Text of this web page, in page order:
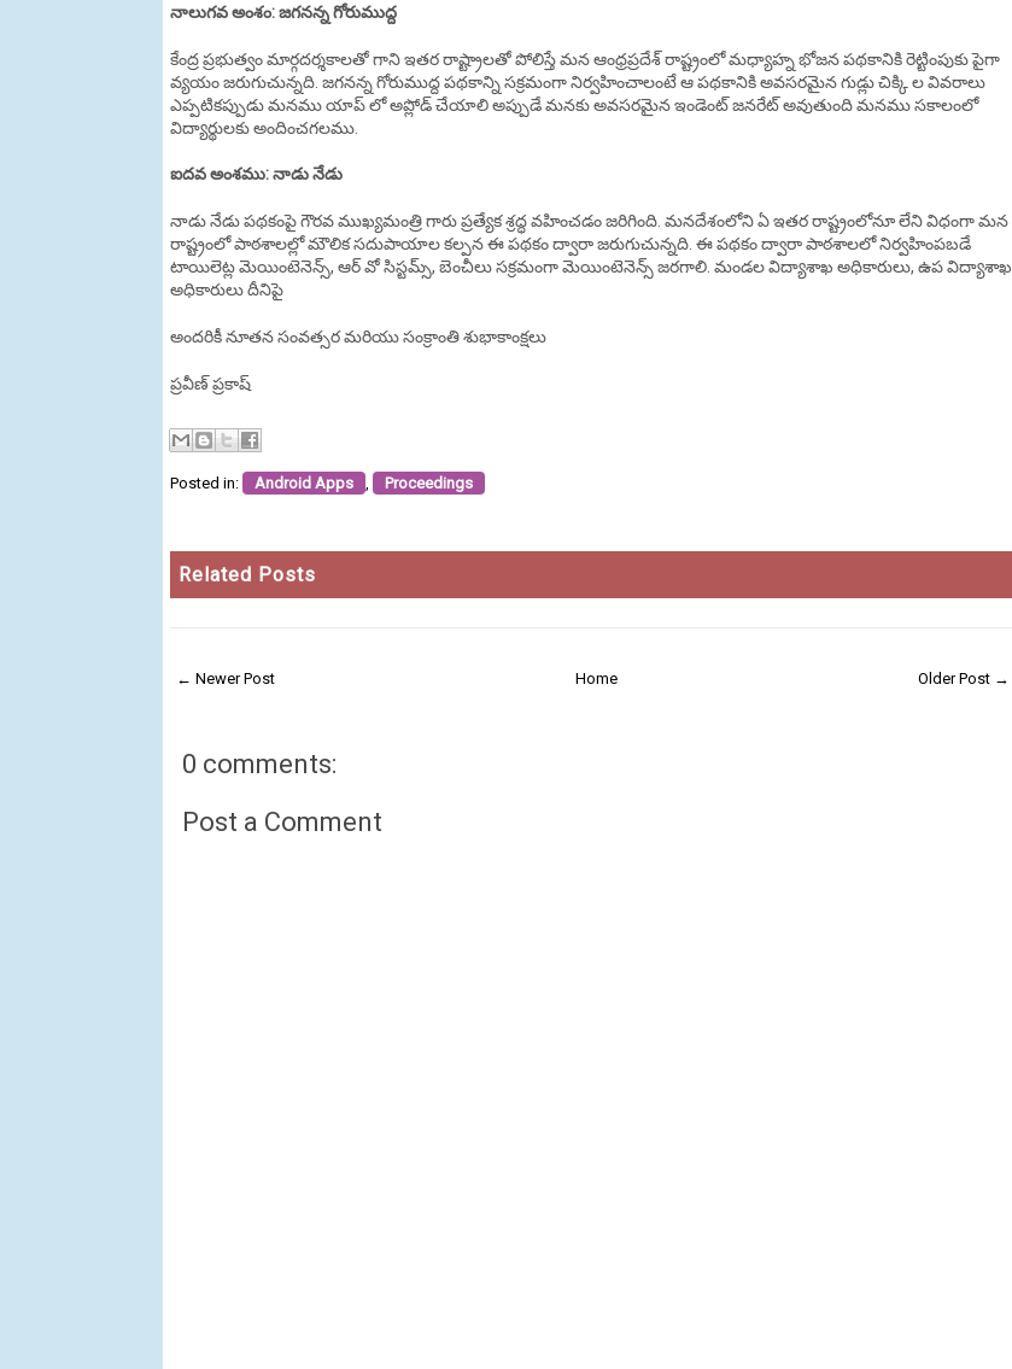
నాలుగవ అంశం: జగనన్న గోరుముద్ద
కేంద్ర ప్రభుత్వం మార్గదర్శకాలతో గాని ఇతర రాష్ట్రాలతో పోలిస్తే మన ఆంధ్రప్రదేశ్ రాష్ట్రంలో మధ్యాహ్న భోజన పథకానికి రెట్టింపుకు పైగా
వ్యయం జరుగుచున్నది. జగనన్న గోరుముద్ద పథకాన్ని సక్రమంగా నిర్వహించాలంటే ఆ పథకానికి అవసరమైన గుడ్లు చిక్కి ల వివరాలు
ఎప్పటికప్పుడు మనము యాప్ లో అప్లోడ్ చేయాలి అప్పుడే మనకు అవసరమైన ఇండెంట్ జనరేట్ అవుతుంది మనము సకాలంలో
విద్యార్థులకు అందించగలము.
ఐదవ అంశము: నాడు నేడు
నాడు నేడు పథకంపై గౌరవ ముఖ్యమంత్రి గారు ప్రత్యేక శ్రద్ధ వహించడం జరిగింది. మనదేశంలోని ఏ ఇతర రాష్ట్రంలోనూ లేని విధంగా మన
రాష్ట్రంలో పాఠశాలల్లో మౌలిక సదుపాయాల కల్పన ఈ పథకం ద్వారా జరుగుచున్నది. ఈ పథకం ద్వారా పాఠశాలలో నిర్వహింపబడే
టాయిలెట్ల మెయింటెనెన్స్, ఆర్ వో సిస్టమ్స్, బెంచీలు సక్రమంగా మెయింటెనెన్స్ జరగాలి. మండల విద్యాశాఖ అధికారులు, ఉప విద్యాశాఖ
అధికారులు దీనిపై
అందరికీ నూతన సంవత్సర మరియు సంక్రాంతి శుభాకాంక్షలు
ప్రవీణ్ ప్రకాష్
Posted in: Android Apps Proceedings
Related Posts
← Newer Post Older Post →
Home
0 comments:
Post a Comment